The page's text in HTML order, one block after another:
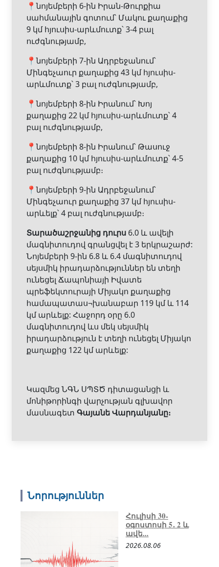
📍նոյեմբերի 6-ին Իրան-Թուրքիա
սահմանային գոտում՝ Մակու քաղաքից
9 կմ հյուսիս-արևմուտք՝ 3-4 բալ
ուժգնությամբ,
📍նոյեմբերի 7-ին Ադրբեջանում՝
Մինգեչաուր քաղաքից 43 կմ հյուսիս-
արևմուտք՝ 3 բալ ուժգնությամբ,
📍նոյեմբերի 8-ին Իրանում՝ Խոյ
քաղաքից 22 կմ հյուսիս-արևմուտք՝ 4
բալ ուժգնությամբ,
📍նոյեմբերի 8-ին Իրանում՝ Թասուջ
քաղաքից 10 կմ հյուսիս-արևմուտք՝ 4-5
բալ ուժգնությամբ։
📍նոյեմբերի 9-ին Ադրբեջանում՝
Մինգեչաուր քաղաքից 37 կմ հյուսիս-
արևելք՝ 4 բալ ուժգնությամբ։
Տարածաշրջանից դուրս 6.0 և ավելի
մագնիտուդով գրանցվել է 3 երկրաշարժ:
Նոյեմբերի 9-ին 6.8 և 6.4 մագնիտուդով
սեյսմիկ իրադարձություններ են տեղի
ունեցել Ճապոնիայի Իվատե
պրեֆեկտուրայի Միյակո քաղաքից
համապատաս¬խանաբար 119 կմ և 114
կմ արևելք: Հաջորդ օրը 6.0
մագնիտուդով ևս մեկ սեյսմիկ
իրադարձություն է տեղի ունեցել Միյակո
քաղաքից 122 կմ արևելք:
Կազմեց ՆԳՆ ՍՊՏԾ դիտացանցի և
մոնիթորինգի վարչության գլխավոր
մասնագետ Գայանե Վարդանյանը։
Նորություններ
Հուլիսի 30-
օգոստոսի 5․ 2 և
ավե...
2026.08.06